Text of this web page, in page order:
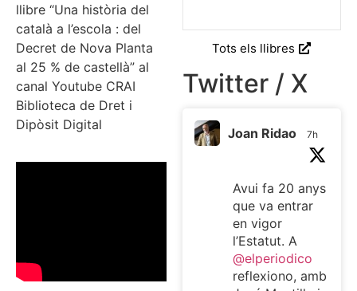
llibre “Una història del
català a l’escola : del
Decret de Nova Planta
al 25 % de castellà” al
canal Youtube CRAI
Biblioteca de Dret i
Dipòsit Digital
Tots els llibres
Twitter / X
Joan Ridao 7h
Avui fa 20 anys
que va entrar
en vigor
l’Estatut. A
@elperiodico
reflexiono, amb